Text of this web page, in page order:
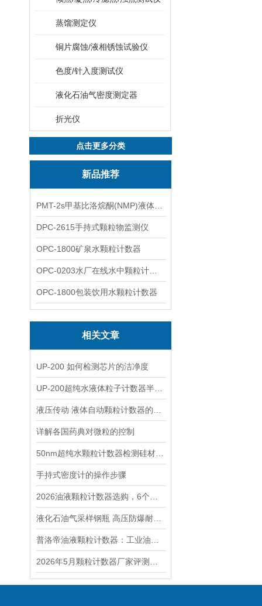
蒸馏测定仪
铜片腐蚀/液相锈蚀试验仪
色度/针入度测试仪
液化石油气密度测定器
折光仪
点击更多分类
新品推荐
DPC-2615手持式颗粒物监测仪
OPC-1800矿泉水颗粒计数器
OPC-1800包装饮用水颗粒计数器
相关文章
UP-200 如何检测芯片的洁净度
详解各国药典对微粒的控制
手持式密度计的操作步骤